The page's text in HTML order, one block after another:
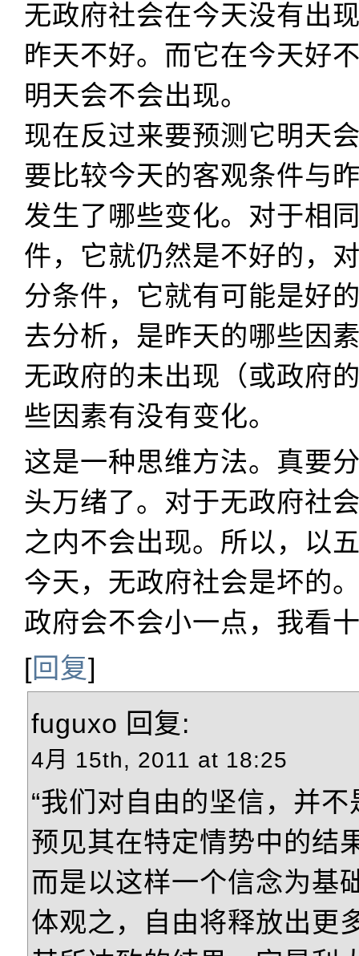
无政府社会在今天没有出
昨天不好。而它在今天好
明天会不会出现。
现在反过来要预测它明天
要比较今天的客观条件与
发生了哪些变化。对于相
件，它就仍然是不好的，
分条件，它就有可能是好
去分析，是昨天的哪些因
无政府的未出现（或政府
些因素有没有变化。
这是一种思维方法。真要
头万绪了。对于无政府社
之内不会出现。所以，以
今天，无政府社会是坏的
政府会不会小一点，我看
[回复]
fuguxo 回复:
4月 15th, 2011 at 18:25
“我们对自由的坚信，并
预见其在特定情势中的结
而是以这样一个信念为基
体观之，自由将释放出更